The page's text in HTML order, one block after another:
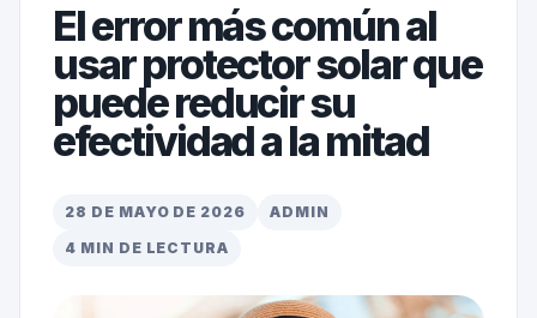
El error más común al
usar protector solar que
puede reducir su
efectividad a la mitad
28 DE MAYO DE 2026
ADMIN
4 MIN DE LECTURA